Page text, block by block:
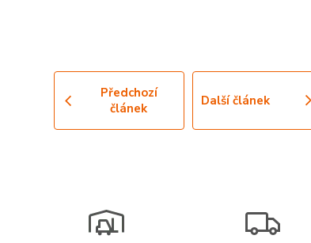
Předchozí
článek
Další článek